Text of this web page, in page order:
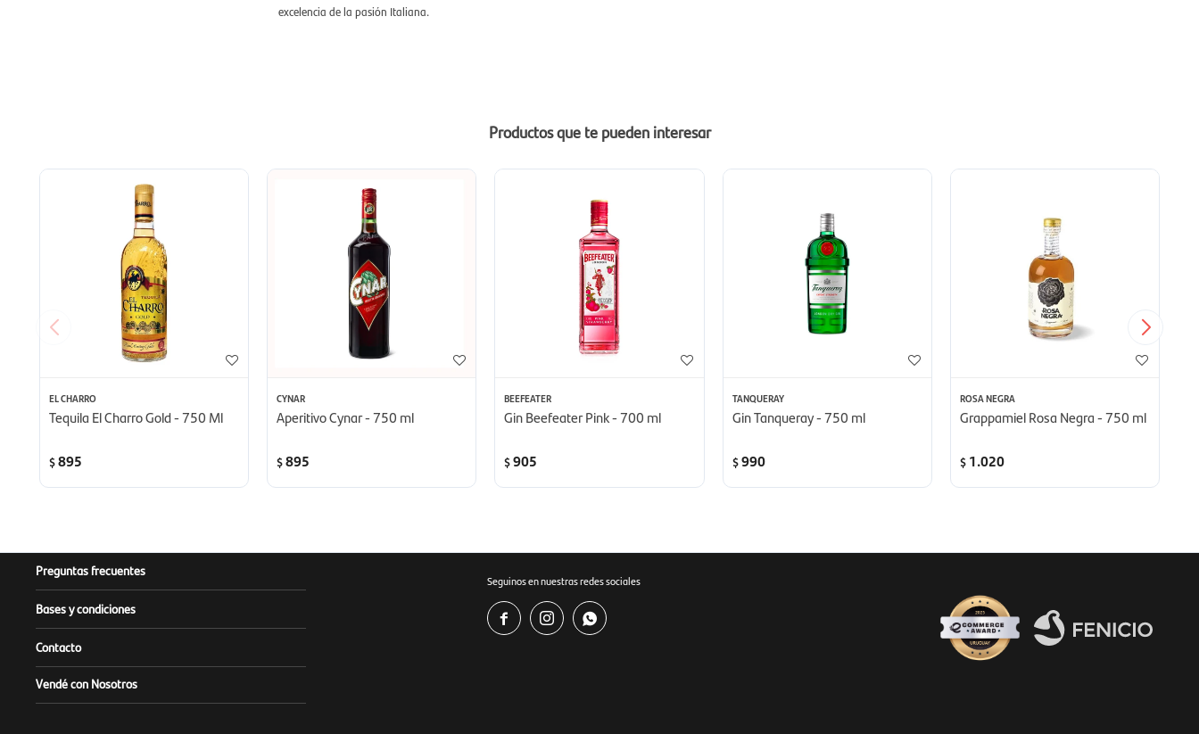
excelencia de la pasión Italiana.
Productos que te pueden interesar
EL CHARRO
Tequila El Charro Gold - 750 Ml
$895
CYNAR
Aperitivo Cynar - 750 ml
$895
BEEFEATER
Gin Beefeater Pink - 700 ml
$905
TANQUERAY
Gin Tanqueray - 750 ml
$990
ROSA NEGRA
Grappamiel Rosa Negra - 750 ml
$ 1.020
Preguntas frecuentes
Bases y condiciones
Contacto
Vendé con Nosotros
Seguinos en nuestras redes sociales
  